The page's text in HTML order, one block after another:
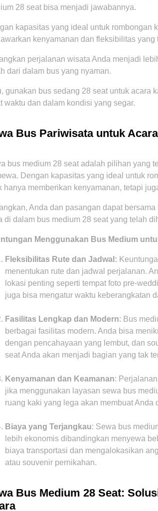
28 seat bisa menjadi jawabannya.
kapasitas yang ideal untuk rombongan
kenyamanan dan fleksibilitas yang
perjalanan wisata Anda menjadi
dari dalam bus yang nyaman.
gunakan bus sedang 28 seat untuk acara
waktu dan dalam kondisi yang segar.
Bus Pariwisata untuk
bus medium 28 seat adalah pilihan yang
Dengan kapasitas yang ideal untuk
hanya memberikan kenyamanan, tetapi
Anda dan pasangan dapat
di dalam bus medium 28 seat yang telah
Menggunakan Bus Medium
Fleksibilitas Rute dan Jadwal:
menentukan rute dan jadwal perjalanan.
lokasi penting seperti tempat foto pre-
juga bisa mengatur waktu keberangkatan
Fasilitas Lengkap dan Modern: Bus
berbagai fasilitas modern. Anda bisa
dengan pencahayaan yang lembut, dan
seat Anda akan menjadi bagian yang tak
Kenyamanan dan Keamanan:
jika menggunakan layasan sewa bus
ruang kaki yang lega akan membuat
Biaya yang Terjangkau: Sewa bus
lebih ekonomis dibandingkan menyewa
biaya transportasi dan mengalokasikan
atau souvenir pernikahan.
Bus Medium 28 Seat: